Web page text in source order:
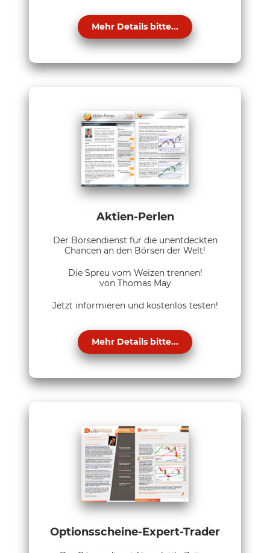
Mehr Details bitte...
Aktien-Perlen
Der Börsendienst für die unentdeckten
Chancen an den Börsen der Welt!
Die Spreu vom Weizen trennen!
von Thomas May
Jetzt informieren und kostenlos testen!
Mehr Details bitte...
Optionsscheine-Expert-Trader